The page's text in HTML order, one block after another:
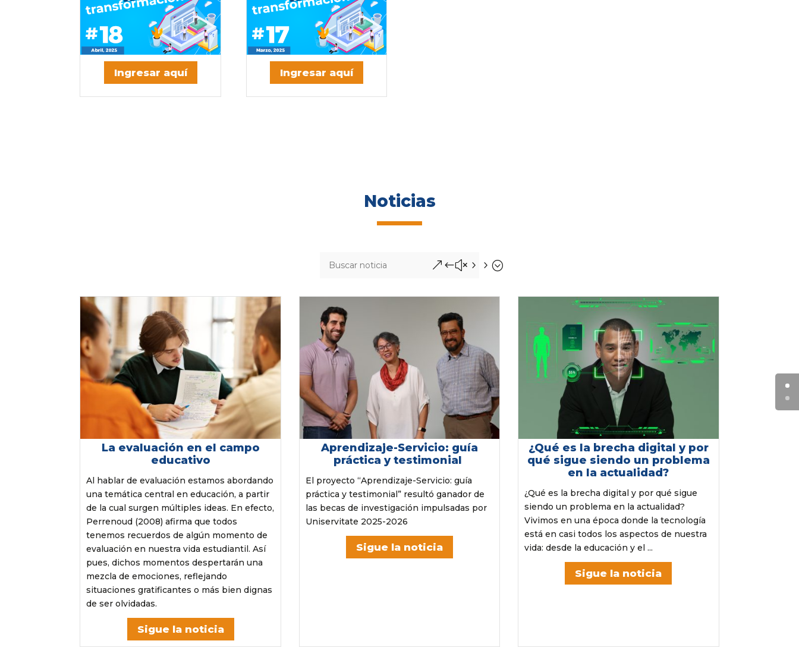
Ingresar aquí Ingresar aquí
Noticias
&#x55;
La evaluación en el campo
educativo
Al hablar de evaluación estamos abordando
una temática central en educación, a partir
de la cual surgen múltiples ideas. En efecto,
Perrenoud (2008) afirma que todos
tenemos recuerdos de algún momento de
evaluación en nuestra vida estudiantil. Así
pues, dichos momentos despertarán una
mezcla de emociones, reflejando
situaciones gratificantes o más bien dignas
de ser olvidadas.
Sigue la noticia
Aprendizaje-Servicio: guía
práctica y testimonial
El proyecto “Aprendizaje-Servicio: guía
práctica y testimonial” resultó ganador de
las becas de investigación impulsadas por
Uniservitate 2025-2026
Sigue la noticia
¿Qué es la brecha digital y por
qué sigue siendo un problema
en la actualidad?
¿Qué es la brecha digital y por qué sigue
siendo un problema en la actualidad?
Vivimos en una época donde la tecnología
está en casi todos los aspectos de nuestra
vida: desde la educación y el ...
Sigue la noticia